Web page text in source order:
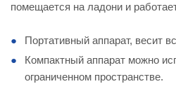
помещается на ладони и
Портативный аппарат, весит
Компактный аппарат можно
ограниченном пространстве.